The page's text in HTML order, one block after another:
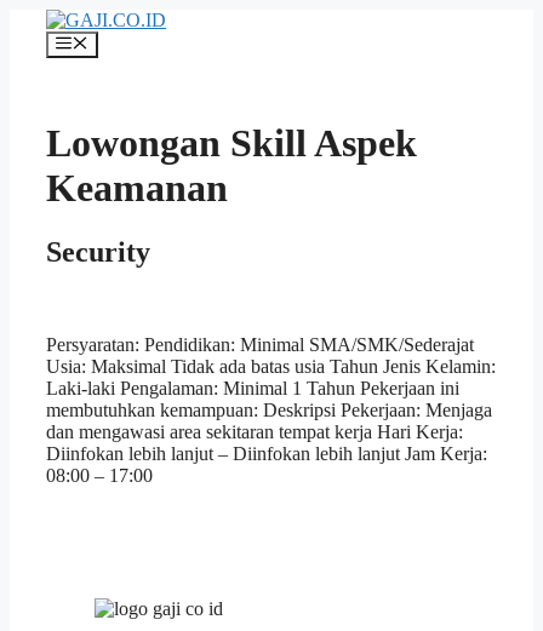
Langsung
Menu
Lowongan Skill Aspek
Keamanan
Security
Persyaratan: Pendidikan: Minimal SMA/SMK/Sederajat
Usia: Maksimal Tidak ada batas usia Tahun Jenis Kelamin:
Laki-laki Pengalaman: Minimal 1 Tahun Pekerjaan ini
membutuhkan kemampuan: Deskripsi Pekerjaan: Menjaga
dan mengawasi area sekitaran tempat kerja Hari Kerja:
Diinfokan lebih lanjut – Diinfokan lebih lanjut Jam Kerja:
08:00 – 17:00